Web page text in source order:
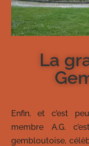
La
Enfin, et c’est
membre A.G.
gembloutoise,